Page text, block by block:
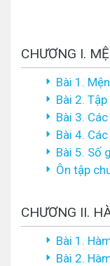
CHƯƠNG I.
Bài 1.
Bài 2.
Bài 3.
Bài 4.
Bài 5. Số
Ôn tập
CHƯƠNG II.
Bài 1.
Bài 2.